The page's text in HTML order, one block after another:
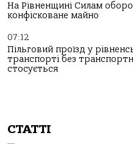
На Рівненщині Силам
конфісковане майно
07:12
Пільговий проїзд у
транспорті без
стосується
СТАТТІ